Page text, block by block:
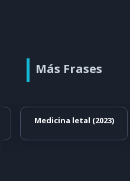
Más Frases
Medicina letal (2023)